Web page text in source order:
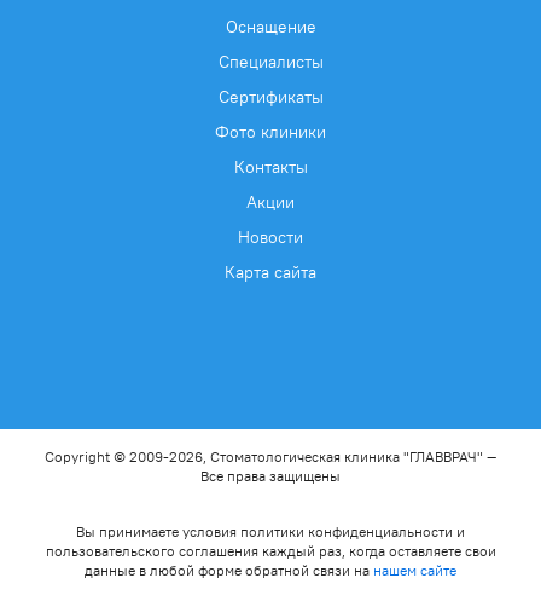
Оснащение
Специалисты
Сертификаты
Фото клиники
Контакты
Акции
Новости
Карта сайта
Copyright © 2009-2026, Стоматологическая клиника "ГЛАВВРАЧ" —
Все права защищены
Вы принимаете условия политики конфиденциальности и
пользовательского соглашения каждый раз, когда оставляете свои
данные в любой форме обратной связи на нашем сайте